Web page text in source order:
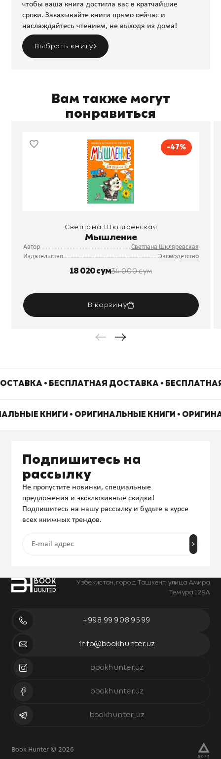
чтобы ваша книга достигла вас в кратчайшие
сроки. Заказывайте книги прямо сейчас и
наслаждайтесь чтением, не выходя из дома!
Выбрать книгу
Вам также могут
понравиться
-47%
Светлана Шкляревская
Мышление
Автор
Светлана Шкляревская
Издательство
Эксмодетство
18 020 сум34 000 сум
В корзину
• БЕСПЛАТНАЯ ДОСТАВКА •
КНИГИ • ОРИГИНАЛЬНЫЕ КНИГИ •
Узбекистан, город Ташкент, улица Амира
Темура 129А
+998 99 908 95 99
info@bookhunter.uz
bookhunter.uz
bookhunter.uz
bookhunter_uz
Подпишитесь на
рассылку
Не пропустите новинки, специальные
предложения и эксклюзивные скидки!
Подпишитесь на нашу рассылку и будьте в курсе
всех книжных трендов.
Book Hunter © 2026